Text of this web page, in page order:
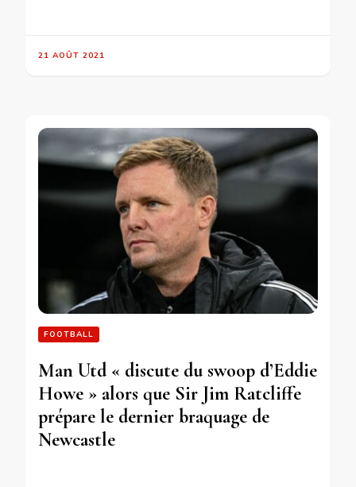
21 AOÛT 2021
FOOTBALL
Man Utd « discute du swoop d’Eddie
Howe » alors que Sir Jim Ratcliffe
prépare le dernier braquage de
Newcastle